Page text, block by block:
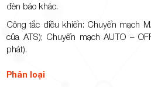
đèn báo khác.
Công tắc điều khiển: Chuyển mạch
của ATS); Chuyển mạch AUTO –
phát).
Phân loại